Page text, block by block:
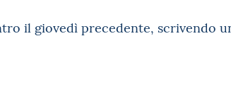
il giovedì precedente, scrivendo